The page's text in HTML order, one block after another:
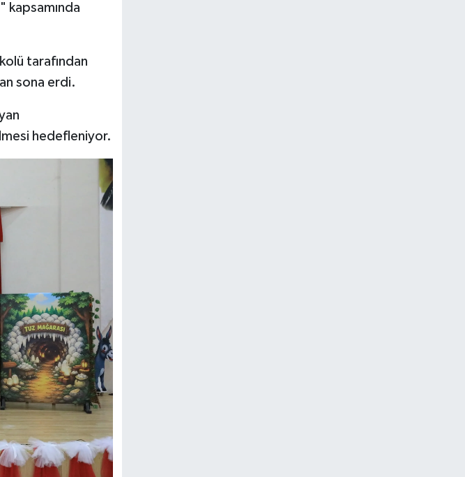
kapsamında
tarafından
sona erdi.
hedefleniyor.